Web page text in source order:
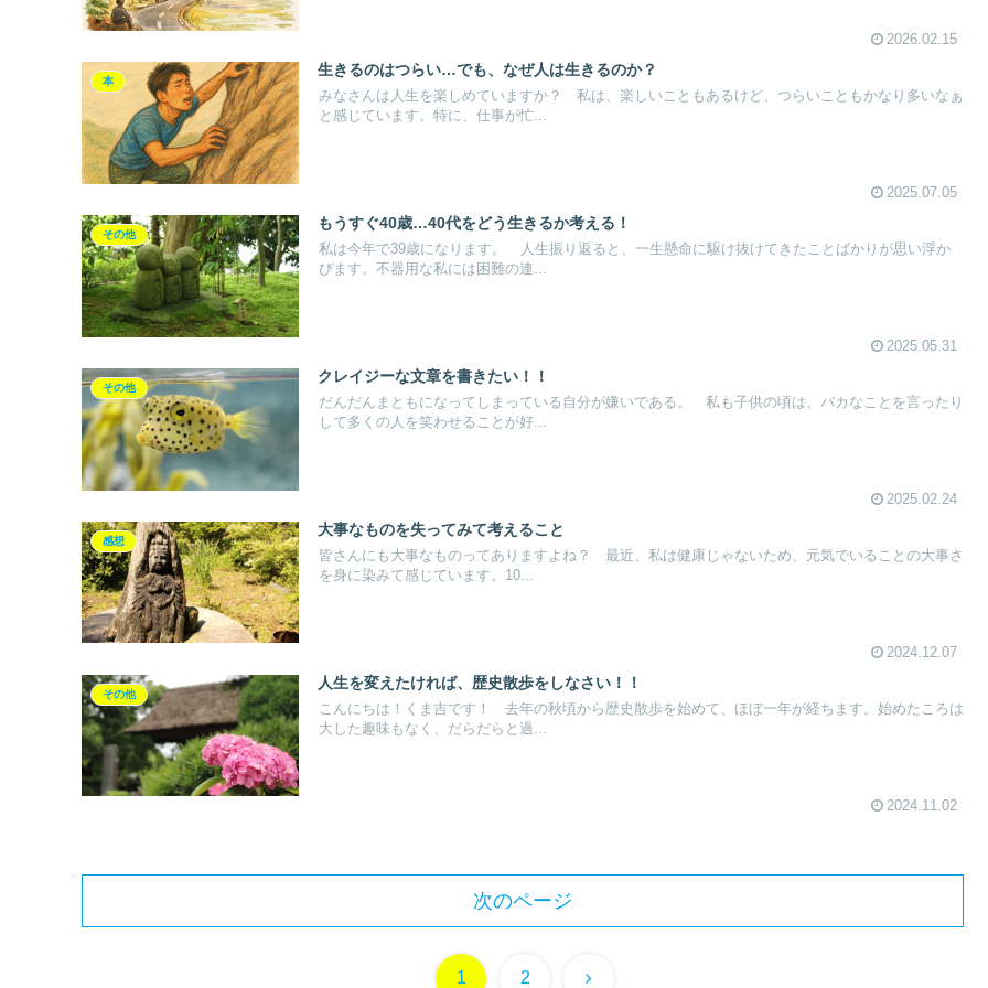
2026.02.15
本
生きるのはつらい…でも、なぜ人は生きるのか？
みなさんは人生を楽しめていますか？ 私は、楽しいこともあるけど、つらいこともかなり多いなぁ
と感じています。特に、仕事が忙...
2025.07.05
その他
もうすぐ40歳…40代をどう生きるか考える！
私は今年で39歳になります。 人生振り返ると、一生懸命に駆け抜けてきたことばかりが思い浮か
びます。不器用な私には困難の連...
2025.05.31
その他
クレイジーな文章を書きたい！！
だんだんまともになってしまっている自分が嫌いである。 私も子供の頃は、バカなことを言ったり
して多くの人を笑わせることが好...
2025.02.24
感想
大事なものを失ってみて考えること
皆さんにも大事なものってありますよね？ 最近、私は健康じゃないため、元気でいることの大事さ
を身に染みて感じています。10...
2024.12.07
その他
人生を変えたければ、歴史散歩をしなさい！！
こんにちは！くま吉です！ 去年の秋頃から歴史散歩を始めて、ほぼ一年が経ちます。始めたころは
大した趣味もなく、だらだらと過...
2024.11.02
次のページ
1 2 次